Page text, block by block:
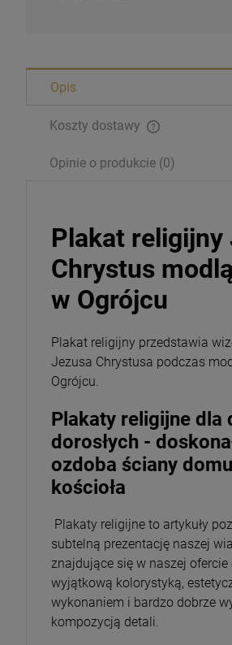
Opis
Koszty dostawy
Opinie o produkcie (0)
Plakat religijny
Chrystus
w Ogrójcu
Plakat religijny przedstawia
Jezusa Chrystusa podczas
Ogrójcu.
Plakaty religijne dla
dorosłych -
ozdoba ściany
kościoła
Plakaty religijne to artykuły
subtelną prezentację naszej
znajdujące się w naszej ofercie
wyjątkową kolorystyką,
wykonaniem i bardzo dobrze
kompozycją detali.